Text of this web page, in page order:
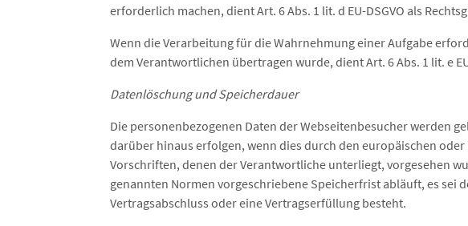
erforderlich machen, dient Art. 6 Abs. 1 lit. d EU-DSGVO als
Wenn die Verarbeitung für die Wahrnehmung einer Aufgabe
dem Verantwortlichen übertragen wurde, dient Art. 6 Abs. 1 lit. e
Datenlöschung und Speicherdauer
Die personenbezogenen Daten der Webseitenbesucher werden
darüber hinaus erfolgen, wenn dies durch den europäischen
Vorschriften, denen der Verantwortliche unterliegt, vorgesehen
genannten Normen vorgeschriebene Speicherfrist abläuft, es sei
Vertragsabschluss oder eine Vertragserfüllung besteht.